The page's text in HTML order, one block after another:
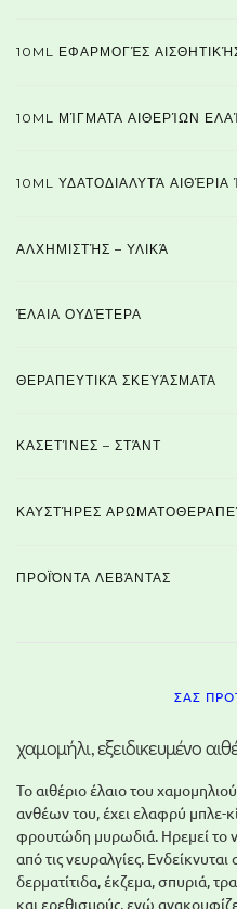
10ML ΕΦΑΡΜΟΓΈΣ
10ML ΜΊΓΜΑΤΑ ΑΙΘΕΡΊΩΝ
10ML ΥΔΑΤΟΔΙΑΛΥΤΆ ΑΙΘΈΡΙΑ
ΑΛΧΗΜΙΣΤΉΣ – ΥΛΙΚΆ
ΈΛΑΙΑ ΟΥΔΈΤΕΡΑ
ΘΕΡΑΠΕΥΤΙΚΆ ΣΚΕΥΆΣΜΑΤΑ
ΚΑΣΕΤΊΝΕΣ – ΣΤΆΝΤ
ΚΑΥΣΤΉΡΕΣ
ΠΡΟΪΌΝΤΑ ΛΕΒΆΝΤΑΣ
ΣΑΣ
χαμομήλι, εξειδικευμένο
Το αιθέριο έλαιο του
ανθέων του, έχει ελαφρύ μπλε-
φρουτώδη μυρωδιά. Ηρεμεί το
από τις νευραλγίες.
δερματίτιδα, έκζεμα, σπυριά,
και ερεθισμούς, ενώ